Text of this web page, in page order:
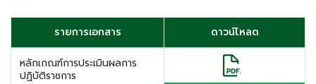
รายการเอกสาร ดาวน์โหลด
หลักเกณฑ์การประเมินผลการ
ปฏิบัติราชการ